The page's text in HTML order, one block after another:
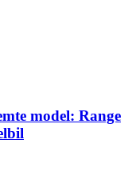
model: Range